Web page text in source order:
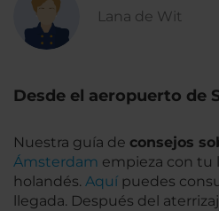
Lana de Wit
Desde el aeropuerto de
Nuestra guía de consejos
Ámsterdam empieza con tu
holandés. Aquí puedes
llegada. Después del